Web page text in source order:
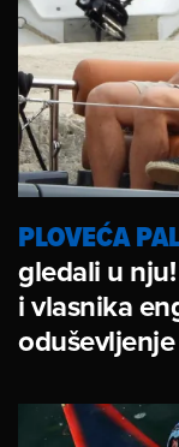
PLOVEĆA
gledali u
i vlasnika
oduševljenje